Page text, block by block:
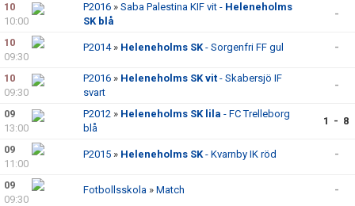
10
10:00
P2016 » Saba Palestina KIF vit - Heleneholms
SK blå
-
10
09:30
P2014» Heleneholms SK- Sorgenfri FF gul -
10
09:30
P2016 » Heleneholms SK vit - Skabersjö IF
svart
-
09
13:00
P2012 » Heleneholms SK lila - FC Trelleborg
blå
1 - 8
09
11:00
P2015 » Heleneholms SK- Kvarnby IK röd -
09
09:30
Fotbollsskola » Match -